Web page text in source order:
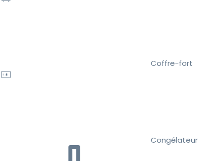
Coffre-fort
Congélateur